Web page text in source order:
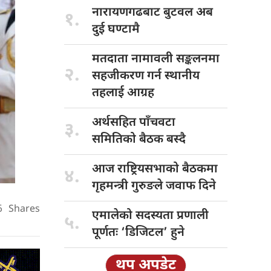
Shares
१. नारायणगढबाट बुटवलअब
दुई घण्टामै
२.
मतदाता नामावलीसङ्कलनमा
सहजीकरण गर्न स्थानीय
तहलाई आग्रह
३.
अर्थसहित पाँचवटा
समितिको बैठक बस्दै
४. आज राष्ट्रियसभाकोबैठकमा
गृहमन्त्री गुरुङले जवाफ दिने
५. एमालेको सदस्यताप्रणाली
पूर्णतः ‘डिजिटल’ हुने
थप अपडेट